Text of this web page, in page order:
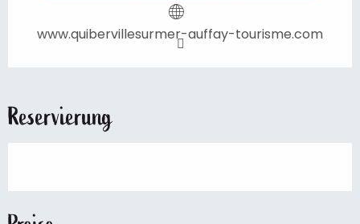
www.quibervillesurmer-auffay-tourisme.com
Reservierung